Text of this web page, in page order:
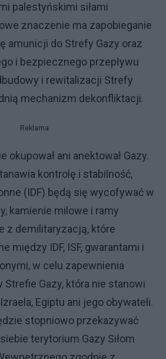
palestyńskimi siłami
znaczenie ma zapobieganie
amunicji do Strefy Gazy oraz
i bezpiecznego przepływu
i rewitalizacji Strefy
mechanizm dekonfliktacji.
Reklama
okupował ani anektował Gazy.
kontrolę i stabilność,
(IDF) będą się wycofywać w
kamienie milowe i ramy
z demilitaryzacją, które
między IDF, ISF, gwarantami i
w celu zapewnienia
Gazy, która nie stanowi
Egiptu ani jego obywateli.
stopniowo przekazywać
terytorium Gazy Siłom